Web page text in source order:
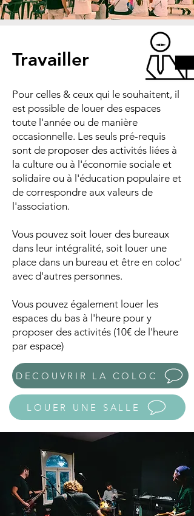
Travailler
Pour celles & ceux qui le souhaitent, il
est possible de louer des espaces
toute l'année ou de manière
occasionnelle. Les seuls pré-requis
sont de proposer des activités liées à
la culture ou à l'économie sociale et
solidaire ou à l'éducation populaire et
de correspondre aux valeurs de
l'association.
Vous pouvez soit louer des bureaux
dans leur intégralité, soit louer une
place dans un bureau et être en coloc'
avec d'autres personnes.
Vous pouvez également louer les
espaces du bas à l'heure pour y
proposer des activités (10€ de l'heure
par espace)
DECOUVRIR LA COLOC
LOUER UNE SALLE